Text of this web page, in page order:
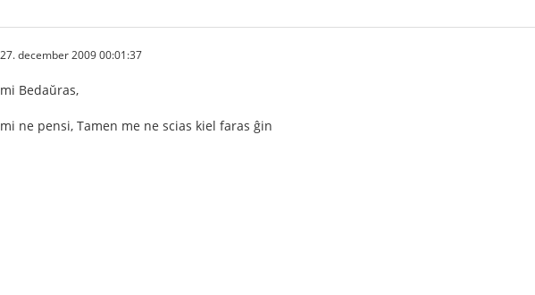
27. december 2009 00:01:37
mi Bedaŭras,
mi ne pensi, Tamen me ne scias kiel faras ĝin